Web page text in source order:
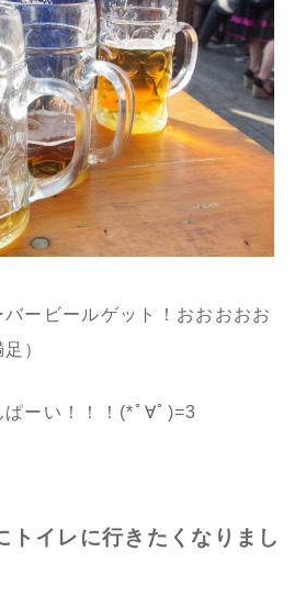
ービールゲット！おおおおお
）
ーい！！！(*ﾟ∀ﾟ)=3
トイレに行きたくなりまし